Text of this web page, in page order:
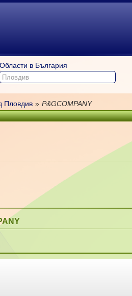
Области в България
Пловдив » P&GCOMPANY